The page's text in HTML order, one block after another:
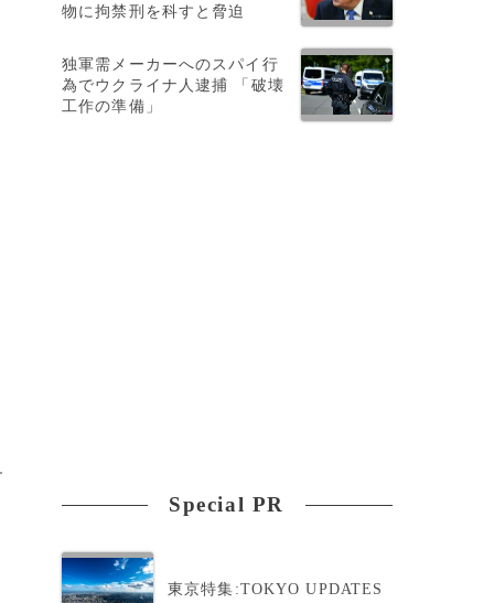
物に拘禁刑を科すと脅迫
独軍需メーカーへのスパイ行
為でウクライナ人逮捕 「破壊
工作の準備」
Special PR
東京特集:TOKYO UPDATES